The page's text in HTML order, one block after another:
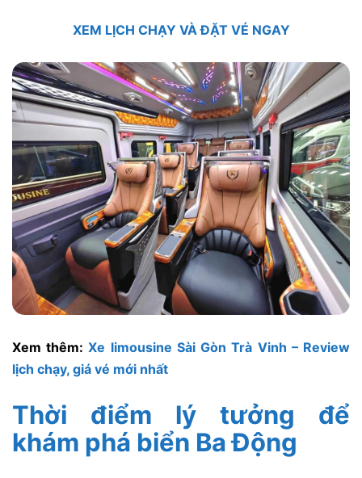
XEM LỊCH CHẠY VÀ ĐẶT VÉ NGAY
Xem thêm:Xe limousine Sài Gòn Trà Vinh – Review
lịch chạy, giá vé mới nhất
Thời điểm lý tưởng để
khám phá biển Ba Động